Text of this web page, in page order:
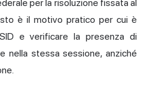
per la risoluzione fissata al
è il motivo pratico per cui è
e verificare la presenza di
nella stessa sessione, anziché